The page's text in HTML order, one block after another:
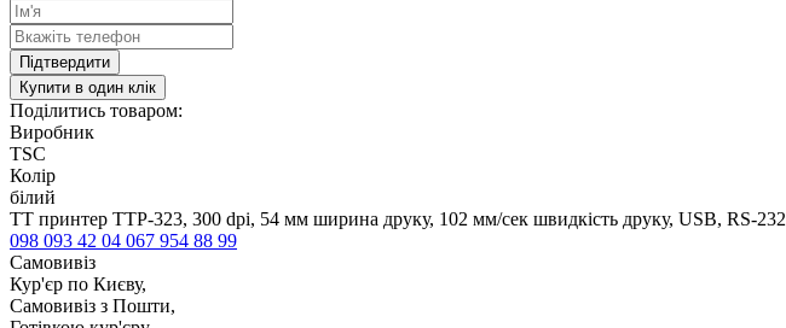
Підтвердити
Купити в один клік
Поділитись товаром:
Виробник
TSC
Колір
білий
TT принтер TTP-323, 300 dpi, 54 мм ширина друку, 102 мм/сек швидкість друку, USB, RS-232
098 093 42 04 067 954 88 99
Самовивіз
Кур'єр по Києву,
Самовивіз з Пошти,